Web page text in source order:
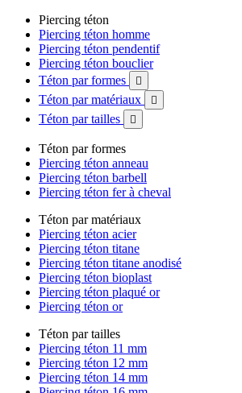
Piercing téton
Piercing téton homme
Piercing téton pendentif
Piercing téton bouclier
Téton par formes

Téton par matériaux 
Téton par tailles 
Téton par formes
Piercing téton anneau
Piercing téton barbell
Piercing téton fer à cheval
Téton par matériaux
Piercing téton acier
Piercing téton titane
Piercing téton titane anodisé
Piercing téton bioplast
Piercing téton plaqué or
Piercing téton or
Téton par tailles
Piercing téton 11 mm
Piercing téton 12 mm
Piercing téton 14 mm